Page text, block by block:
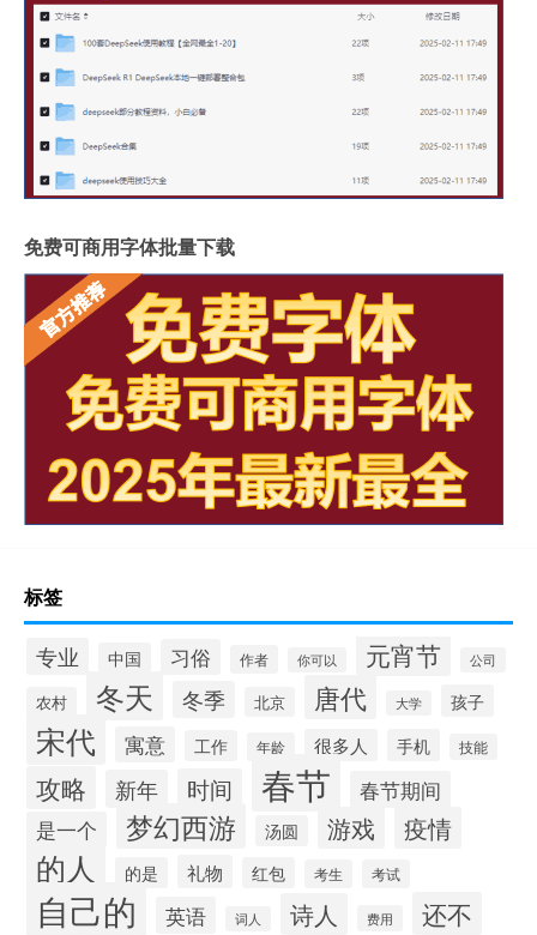
免费可商用字体批量下载
标签
专业 中国 习俗 作者 你可以 元宵节 公司
农村 冬天 冬季 北京 唐代 大学 孩子
宋代 寓意 工作 年龄 很多人 手机 技能
攻略 新年 时间 春节 春节期间
是一个 梦幻西游 汤圆 游戏 疫情
的人 的是 礼物 红包 考生 考试
自己的 英语 词人 诗人 费用 还不